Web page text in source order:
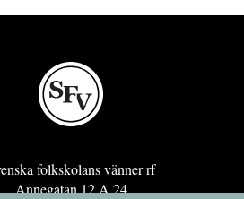
folkskolans vänner rf
Annegatan 12 A 24